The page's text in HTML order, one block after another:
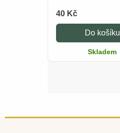
40 Kč
Do košíku
Skladem